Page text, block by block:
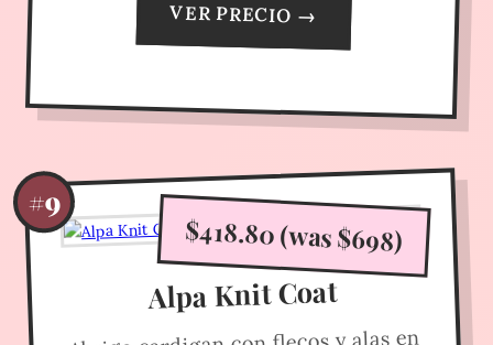
VER PRECIO →
#9
$418.80 (was $698)
Alpa Knit Coat